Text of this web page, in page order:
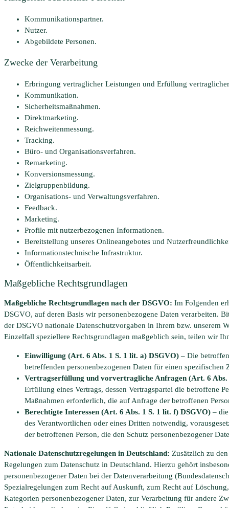
Kommunikationspartner.
Nutzer.
Abgebildete Personen.
Zwecke der Verarbeitung
Erbringung vertraglicher Leistungen und Erfüllung
Kommunikation.
Sicherheitsmaßnahmen.
Direktmarketing.
Reichweitenmessung.
Tracking.
Büro- und Organisationsverfahren.
Remarketing.
Konversionsmessung.
Zielgruppenbildung.
Organisations- und Verwaltungsverfahren.
Feedback.
Marketing.
Profile mit nutzerbezogenen Informationen.
Bereitstellung unseres Onlineangebotes und
Informationstechnische Infrastruktur.
Öffentlichkeitsarbeit.
Maßgebliche Rechtsgrundlagen
Maßgebliche Rechtsgrundlagen nach der DSGVO: Im Folgenden
DSGVO, auf deren Basis wir personenbezogene Daten verarbeiten.
der DSGVO nationale Datenschutzvorgaben in Ihrem bzw. unserem
Einzelfall speziellere Rechtsgrundlagen maßgeblich sein, teilen wir
Einwilligung (Art. 6 Abs. 1 S. 1 lit. a) DSGVO) – Die
betreffenden personenbezogenen Daten für einen
Vertragserfüllung und vorvertragliche Anfragen (Art. 6 Abs.
Erfüllung eines Vertrags, dessen Vertragspartei die betroffene
Maßnahmen erforderlich, die auf Anfrage der betroffenen
Berechtigte Interessen (Art. 6 Abs. 1 S. 1 lit. f) DSGVO) –
des Verantwortlichen oder eines Dritten notwendig,
der betroffenen Person, die den Schutz personenbezogener
Nationale Datenschutzregelungen in Deutschland: Zusätzlich zu
Regelungen zum Datenschutz in Deutschland. Hierzu gehört
personenbezogener Daten bei der Datenverarbeitung
Spezialregelungen zum Recht auf Auskunft, zum Recht auf
Kategorien personenbezogener Daten, zur Verarbeitung für andere